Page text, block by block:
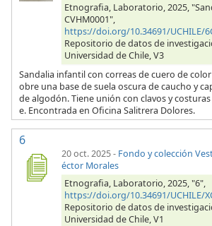
Etnografia, Laboratorio, 2025,
CVHM0001",
https://doi.org/10.34691/UCHILE/
Repositorio de datos de
Universidad de Chile, V3
Sandalia infantil con correas de cuero de
obre una base de suela oscura de caucho y
de algodón. Tiene unión con clavos y
e. Encontrada en Oficina Salitrera Dolores.
6
20 oct. 2025- Fondo y colección
éctor Morales
Etnografia, Laboratorio, 2025, "6",
https://doi.org/10.34691/UCHILE/
Repositorio de datos de
Universidad de Chile, V1